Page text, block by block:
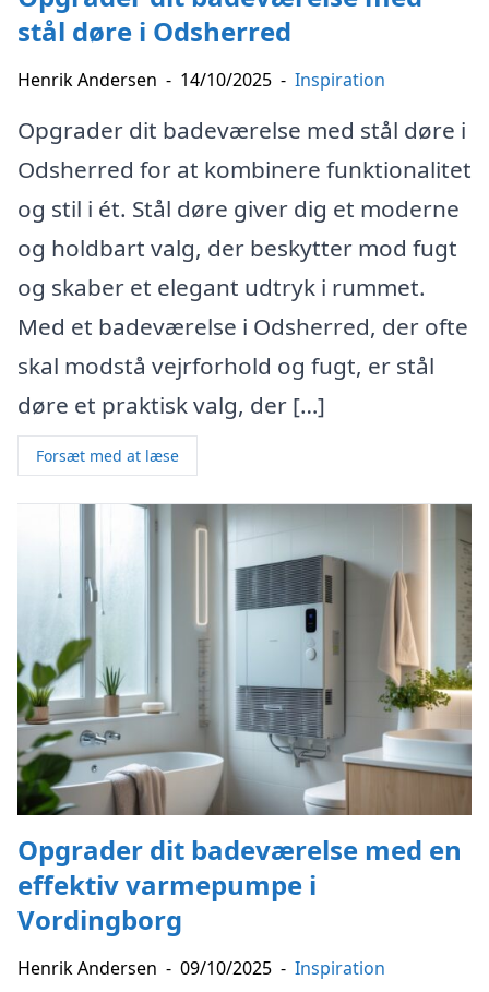
stål døre i Odsherred
Henrik Andersen - 14/10/2025 - Inspiration
Opgrader dit badeværelse med stål døre i
Odsherred for at kombinere funktionalitet
og stil i ét. Stål døre giver dig et moderne
og holdbart valg, der beskytter mod fugt
og skaber et elegant udtryk i rummet.
Med et badeværelse i Odsherred, der ofte
skal modstå vejrforhold og fugt, er stål
døre et praktisk valg, der […]
Forsæt med at læse
Opgrader dit badeværelse med en
effektiv varmepumpe i
Vordingborg
Henrik Andersen - 09/10/2025 - Inspiration